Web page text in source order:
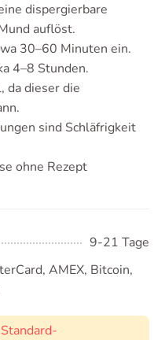
dispergierbare
auflöst.
30–60 Minuten ein.
4–8 Stunden.
da dieser die
sind Schläfrigkeit
ohne Rezept
9-21 Tage
AMEX, Bitcoin,